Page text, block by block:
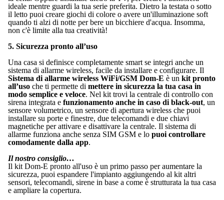
ideale mentre guardi la tua serie preferita. Dietro la testata o sotto
il letto puoi creare giochi di colore o avere un'illuminazione soft
quando ti alzi di notte per bere un bicchiere d'acqua. Insomma,
non c'è limite alla tua creatività!
5. Sicurezza pronto all’uso
Una casa si definisce completamente smart se integri anche un
sistema di allarme wireless, facile da installare e configurare. Il
Sistema di allarme wireless WiFi/GSM Dom-E è un kit pronto
all’uso che ti permette di mettere in sicurezza la tua casa in
modo semplice e veloce. Nel kit trovi la centrale di controllo con
sirena integrata e funzionamento anche in caso di black-out, un
sensore volumetrico, un sensore di apertura wireless che puoi
installare su porte e finestre, due telecomandi e due chiavi
magnetiche per attivare e disattivare la centrale. Il sistema di
allarme funziona anche senza SIM GSM e lo puoi controllare
comodamente dalla app.
Il nostro consiglio…
Il kit Dom-E pronto all'uso è un primo passo per aumentare la
sicurezza, puoi espandere l'impianto aggiungendo al kit altri
sensori, telecomandi, sirene in base a come è strutturata la tua casa
e ampliare la copertura.